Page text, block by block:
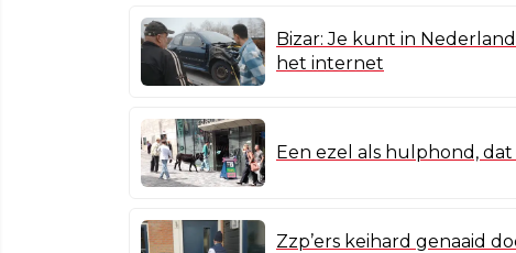
Bizar: Je kunt in
het internet
Een ezel als hulphond,
Zzp’ers keihard genaaid